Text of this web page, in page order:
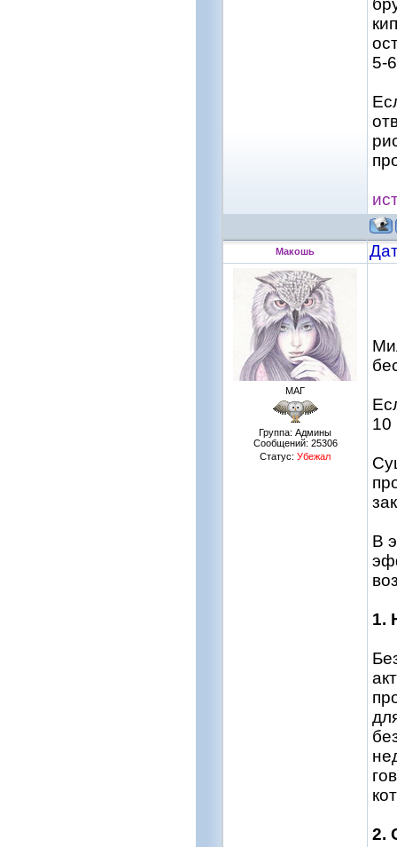
5-
Макошь
МАГ
Группа: Админы
Сообщений: 25306
Статус: Убежал
10
В
1.
2.